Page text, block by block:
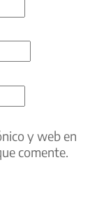
y web en
comente.